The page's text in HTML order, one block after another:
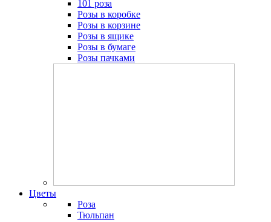
101 роза
Розы в коробке
Розы в корзине
Розы в ящике
Розы в бумаге
Розы пачками
Цветы
Роза
Тюльпан